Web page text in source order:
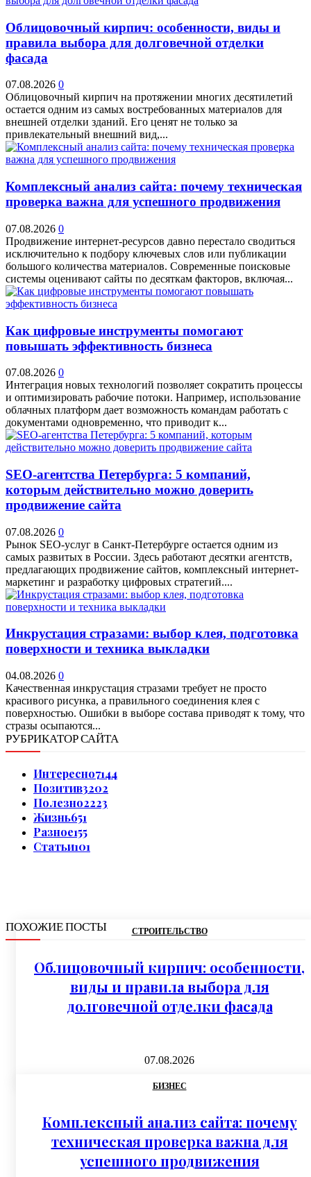
Облицовочный кирпич: особенности, виды и
правила выбора для долговечной отделки
фасада
07.08.2026 0
Облицовочный кирпич на протяжении многих десятилетий
остается одним из самых востребованных материалов для
внешней отделки зданий. Его ценят не только за
привлекательный внешний вид,...
Комплексный анализ сайта: почему техническая
проверка важна для успешного продвижения
07.08.2026 0
Продвижение интернет-ресурсов давно перестало сводиться
исключительно к подбору ключевых слов или публикации
большого количества материалов. Современные поисковые
системы оценивают сайты по десяткам факторов, включая...
Как цифровые инструменты помогают
повышать эффективность бизнеса
07.08.2026 0
Интеграция новых технологий позволяет сократить процессы
и оптимизировать рабочие потоки. Например, использование
облачных платформ дает возможность командам работать с
документами одновременно, что приводит к...
SEO-агентства Петербурга: 5 компаний,
которым действительно можно доверить
продвижение сайта
07.08.2026 0
Рынок SEO-услуг в Санкт-Петербурге остается одним из
самых развитых в России. Здесь работают десятки агентств,
предлагающих продвижение сайтов, комплексный интернет-
маркетинг и разработку цифровых стратегий....
Инкрустация стразами: выбор клея, подготовка
поверхности и техника выкладки
04.08.2026 0
Качественная инкрустация стразами требует не просто
красивого рисунка, а правильного соединения клея с
поверхностью. Ошибки в выборе состава приводят к тому, что
стразы осыпаются...
РУБРИКАТОР САЙТА
Интересно7144
Позитив3202
Полезно2223
Жизнь651
Разное155
Статьи101
ПОХОЖИЕ ПОСТЫ СТРОИТЕЛЬСТВО
Облицовочный кирпич: особенности,
виды и правила выбора для
долговечной отделки фасада
07.08.2026
БИЗНЕС
Комплексный анализ сайта: почему
техническая проверка важна для
успешного продвижения